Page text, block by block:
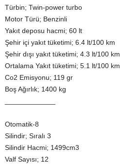
Türbin; Twin-power turbo
Motor Türü; Benzinli
Yakıt deposu hacmi; 60 lt
Şehir içi yakıt tüketimi; 6.4 lt/100 km
Şehir dışı yakıt tüketimi; 4.3 lt/100 km
Ortalama Yakıt tüketimi; 5.1 lt/100 km
Co2 Emisyonu; 119 gr
Boş Ağırlık; 1400 kg
Otomatik-8
Silindir; Sıralı 3
Silindir Hacmi; 1499cm3
Valf Sayısı; 12